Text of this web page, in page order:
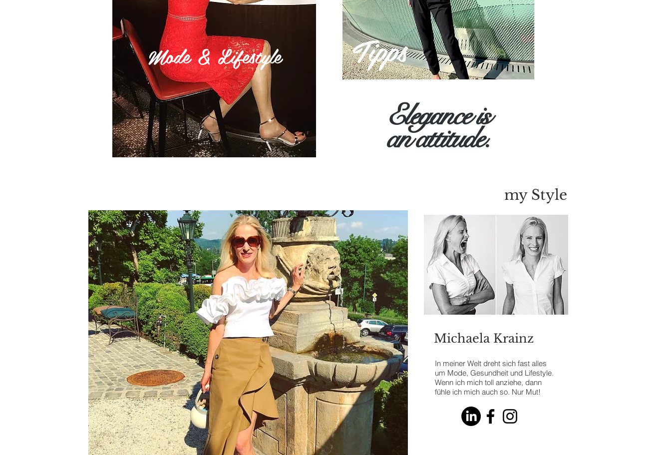
Mode & Lifestyle Tipps
Eleganceis
anattitude.
my Style
Contribute
Contact Me
In meiner Welt dreht sich fast alles
um Mode, Gesundheit und Lifestyle.
Wenn ich mich toll anziehe, dann
fühle ich mich auch so. Nur Mut!
Michaela Krainz